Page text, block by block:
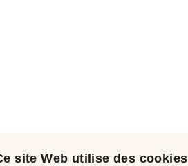
site Web utilise des cookies